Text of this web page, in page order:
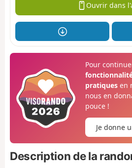
Ouvrir dans
Pour
pratiquesen
nous en
pouce !
Je donne
Description de la